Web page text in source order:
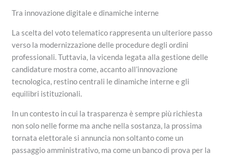
Tra innovazione digitale e dinamiche interne
La scelta del voto telematico rappresenta un ulteriore passo
verso la modernizzazione delle procedure degli ordini
professionali. Tuttavia, la vicenda legata alla gestione delle
candidature mostra come, accanto all’innovazione
tecnologica, restino centrali le dinamiche interne e gli
equilibri istituzionali.
In un contesto in cui la trasparenza è sempre più richiesta
non solo nelle forme ma anche nella sostanza, la prossima
tornata elettorale si annuncia non soltanto come un
passaggio amministrativo, ma come un banco di prova per la